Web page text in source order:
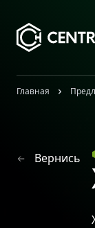
Главная
Вернись